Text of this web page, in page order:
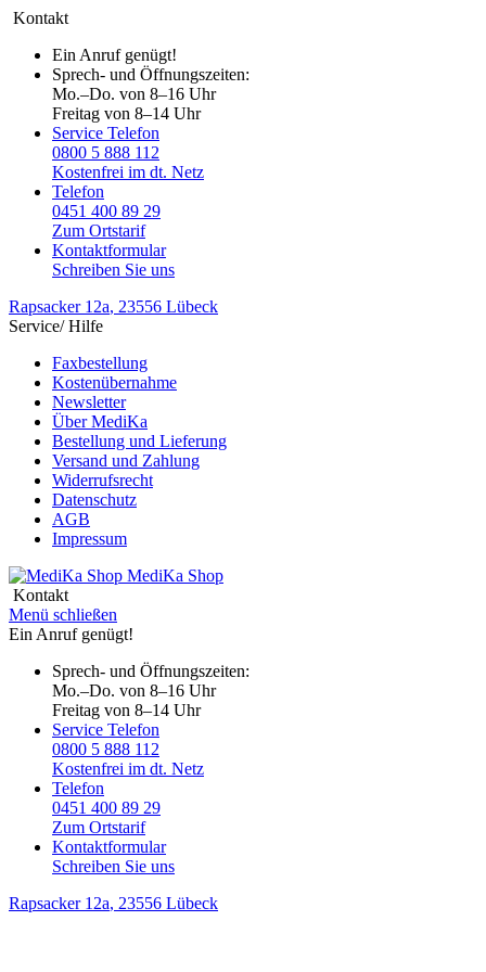
Kontakt
Ein Anruf genügt!
Sprech- und Öffnungszeiten:
Mo.–Do. von 8–16 Uhr
Freitag von 8–14 Uhr
Service Telefon
0800 5 888 112
Kostenfrei im dt. Netz
Telefon
0451 400 89 29
Zum Ortstarif
Kontaktformular
Schreiben Sie uns
Rapsacker 12a, 23556 Lübeck
Service/ Hilfe
Faxbestellung
Kostenübernahme
Newsletter
Über MediKa
Bestellung und Lieferung
Versand und Zahlung
Widerrufsrecht
Datenschutz
AGB
Impressum
MediKa Shop
Kontakt
Menü schließen
Ein Anruf genügt!
Sprech- und Öffnungszeiten:
Mo.–Do. von 8–16 Uhr
Freitag von 8–14 Uhr
Service Telefon
0800 5 888 112
Kostenfrei im dt. Netz
Telefon
0451 400 89 29
Zum Ortstarif
Kontaktformular
Schreiben Sie uns
Rapsacker 12a, 23556 Lübeck